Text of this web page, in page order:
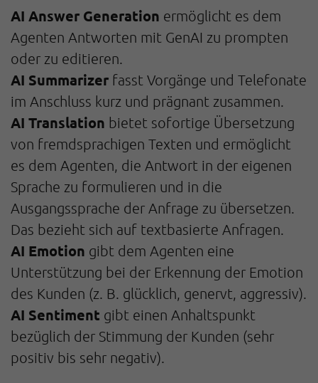
AI Answer Generation ermöglicht es dem
Agenten Antworten mit GenAI zu prompten
oder zu editieren.
AI Summarizer fasst Vorgänge und Telefonate
im Anschluss kurz und prägnant zusammen.
AI Translation bietet sofortige Übersetzung
von fremdsprachigen Texten und ermöglicht
es dem Agenten, die Antwort in der eigenen
Sprache zu formulieren und in die
Ausgangssprache der Anfrage zu übersetzen.
Das bezieht sich auf textbasierte Anfragen.
AI Emotion gibt dem Agenten eine
Unterstützung bei der Erkennung der Emotion
des Kunden (z. B. glücklich, genervt, aggressiv).
AI Sentiment gibt einen Anhaltspunkt
bezüglich der Stimmung der Kunden (sehr
positiv bis sehr negativ).